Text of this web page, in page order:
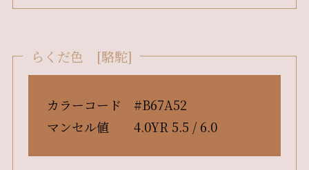
らくだ色 [駱駝]
カラーコード #B67A52
マンセル値 4.0YR 5.5 / 6.0